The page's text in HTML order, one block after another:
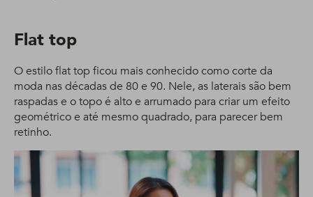
Flat top
O estilo flat top ficou mais conhecido como corte da
moda nas décadas de 80 e 90. Nele, as laterais são bem
raspadas e o topo é alto e arrumado para criar um efeito
geométrico e até mesmo quadrado, para parecer bem
retinho.